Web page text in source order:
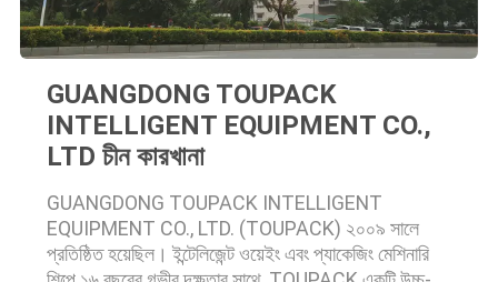
GUANGDONG TOUPACK
INTELLIGENT EQUIPMENT CO.,
LTD চীন কারখানা
GUANGDONG TOUPACK INTELLIGENT
EQUIPMENT CO., LTD. (TOUPACK) ২০০৯ সালে
প্রতিষ্ঠিত হয়েছিল। ইন্টেলিজেন্ট ওয়েইং এবং প্যাকেজিং মেশিনারি